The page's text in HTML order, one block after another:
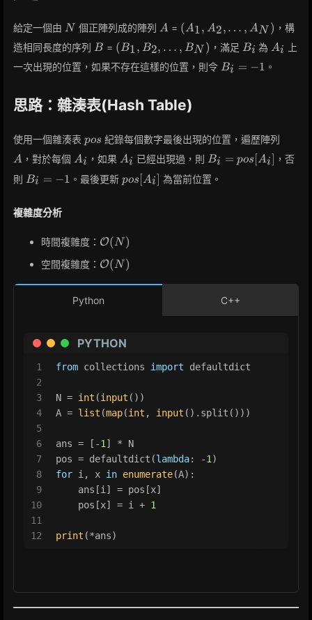
給定一個由 N
N 個正陣列成的陣列 A
A = (A_1,
A_2,
\dots,
A_N)
(A1, A2, … , AN ) ，構
造相同長度的序列 B
B = (B_1,
B_2,
\dots,
(B1, B2, … , BN ) ，滿足 B_i
Bi 為 A_i
Ai
上
一次出現的位置，如果不存在這樣的位置，則令 B_i
Bi = −1 。
思路：雜湊表(Hash Table)
使用一個雜湊表 pos
pos 紀錄每個數字最後出現的位置，遍歷陣列
A ，對於每個 A_i
Ai ，如果 A_i
Ai 已經出現過，則 B_i =
Bi = pos [Ai
，否
則 B_i
-1
Bi = −1 。最後更新pos[A_i]
pos [Ai] 為當前位置。
複雜度分析
時間複雜度： \mathcal{O}
(N)
O(N )
空間複雜度： \mathcal{O}
O(N )
Python C++
PYTHON
1
2
3
4
5
6
7
8
9
10
11
12
from collections import defaultdict
N = int (input ())
A = list (map(int , input ().split()))
ans = [-1] * N
pos = defaultdict(lambda: -1)
for i, x in enumerate(A):
    ans[i] = pos[x]
    pos[x] = i +
1
print (*ans)